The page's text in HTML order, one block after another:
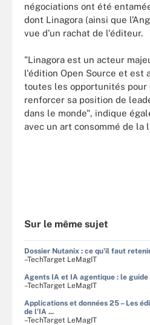
négociations ont été
dont Linagora (ainsi que
vue d’un rachat de l'éditeur.
"Linagora est un acteur
l'édition Open Source et est
toutes les opportunités pour
renforcer sa position de
dans le monde", indique
avec un art consommé de la
Sur le même sujet
Dossier Nutanix : ce qu'il faut
–TechTarget LeMagIT
Agents IA et IA agentique : le
–TechTarget LeMagIT
Applications et données 25 – Les
de l'IA ...
–TechTarget LeMagIT